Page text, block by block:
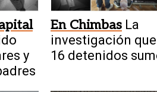
y
En Chimbas La
investigación
16 detenidos